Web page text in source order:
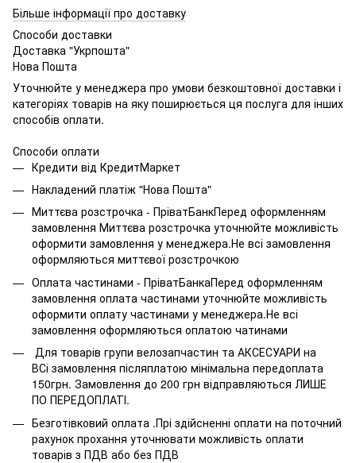
Більше інформації про доставку
Способи доставки
Доставка "Укрпошта"
Нова Пошта
Уточнюйте у менеджера про умови безкоштовної доставки і
категоріях товарів на яку поширюється ця послуга для інших
способів оплати.
Способи оплати
Кредити від КредитМаркет
Накладений платіж "Нова Пошта"
Миттєва розстрочка - ПріватБанкПеред оформленням
замовлення Миттєва розстрочка уточнюйте можливість
оформити замовлення у менеджера.Не всі замовлення
оформляються миттєвої розстрочкою
Оплата частинами - ПріватБанкаПеред оформленням
замовлення оплата частинами уточнюйте можливість
оформити оплату частинами у менеджера.Не всі
замовлення оформляються оплатою чатинами
Для товарів групи велозапчастин та АКСЕСУАРИ на
ВСі замовлення післяплатою мінімальна передоплата
150грн. Замовлення до 200 грн відправляються ЛИШЕ
ПО ПЕРЕДОПЛАТІ.
Безготівковий оплата .Прі здійсненні оплати на поточний
рахунок прохання уточнювати можливість оплати
товарів з ПДВ або без ПДВ